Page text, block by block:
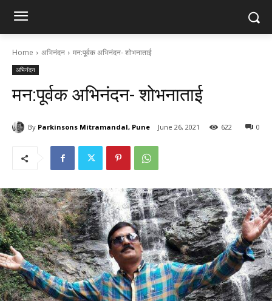
Home अभिनंदन मन:पूर्वक अभिनंदन- शोभनाताई
अभिनंदन
मन:पूर्वक अभिनंदन- शोभनाताई
By Parkinsons Mitramandal, Pune June 26, 2021 0
622